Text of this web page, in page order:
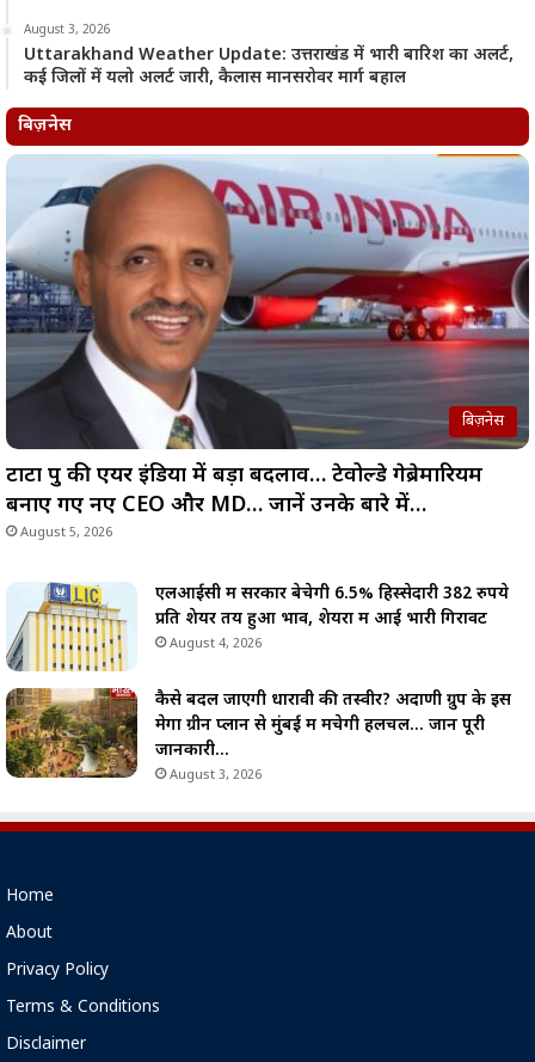
August 3, 2026
Uttarakhand Weather Update: उत्तराखंड में भारी बारिश का अलर्ट,
कई जिलों में यलो अलर्ट जारी, कैलास मानसरोवर मार्ग बहाल
बिज़नेस
बिज़नेस
टाटा ग्रुप की एयर इंडिया में बड़ा बदलाव… टेवोल्डे गेब्रेमारियम
बनाए गए नए CEO और MD… जानें उनके बारे में…
August 5, 2026
एलआईसी में सरकार बेचेगी 6.5% हिस्सेदारी 382 रुपये
प्रति शेयर तय हुआ भाव, शेयरों में आई भारी गिरावट
August 4, 2026
कैसे बदल जाएगी धारावी की तस्वीर? अदाणी ग्रुप के इस
मेगा ग्रीन प्लान से मुंबई में मचेगी हलचल… जानें पूरी
जानकारी…
August 3, 2026
Home
About
Privacy Policy
Terms & Conditions
Disclaimer